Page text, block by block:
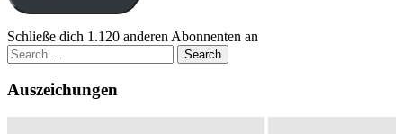
Schließe dich 1.120 anderen Abonnenten an
Search
for:
Auszeichungen